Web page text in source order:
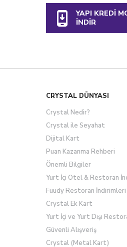
YAPI KREDİ
İNDİR
CRYSTAL DÜNYASI
Crystal Nedir?
Crystal ile Seyahat
Dijital Kart
Puan Kazanma Rehberi
Önemli Bilgiler
Yurt İçi Otel & Restoran
Fuudy Restoran İndirimleri
Crystal Ek Kart
Yurt İçi ve Yurt Dışı
Güvenli Alışveriş
Crystal (Metal Kart)